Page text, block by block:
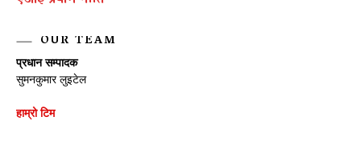
OUR TEAM
प्रधान सम्पादक
सुमनकुमार लुइटेल
हाम्रो टिम